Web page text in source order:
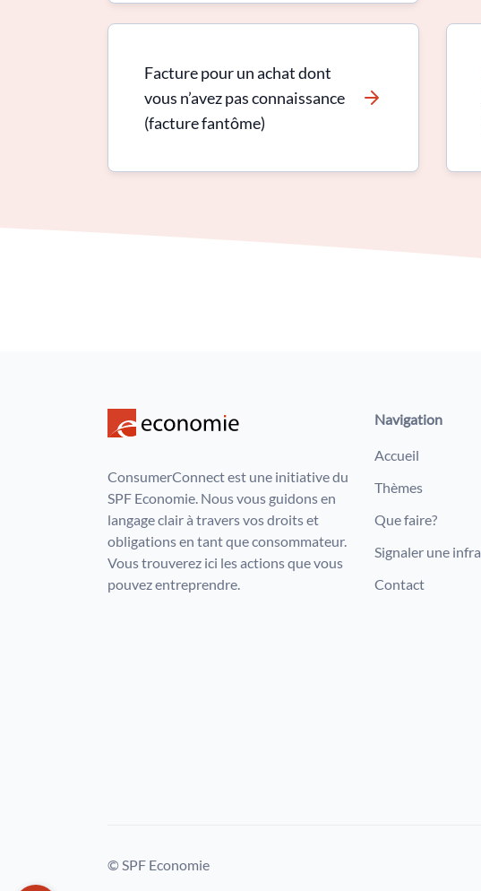
Facture pour un achat dont
vous n’avez pas connaissance
(facture fantôme)
ConsumerConnect est une initiative du
SPF Economie. Nous vous guidons en
langage clair à travers vos droits et
obligations en tant que consommateur.
Vous trouverez ici les actions que vous
pouvez entreprendre.
Navigation
Accueil
Thèmes
Que faire?
Signaler une
Contact
© SPF Economie